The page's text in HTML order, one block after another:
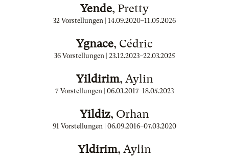
Yende, Pretty
32 Vorstellungen | 14.09.2020–11.05.2026
Ygnace, Cédric
36 Vorstellungen | 23.12.2023–22.03.2025
Yildirim, Aylin
7 Vorstellungen | 06.03.2017–18.05.2023
Yildiz, Orhan
91 Vorstellungen | 06.09.2016–07.03.2020
Yldirim, Aylin